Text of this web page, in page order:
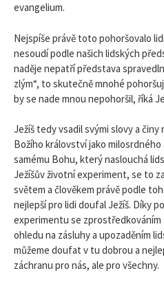
evangelium.
Nejspíše právě toto pohoršovalo
nesoudí podle našich lidských
naděje nepatří představa
zlým“, to skutečně mnohé
by se nade mnou nepohoršil, říká
Ježíš tedy vsadil svými slovy a
Božího království jako milosrdného
samému Bohu, který naslouchá
Ježíšův životní experiment, se to
světem a člověkem právě podle
nejlepší pro lidi doufal Ježíš. Díky
experimentu se zprostředkováním
ohledu na zásluhy a upozaděním
můžeme doufat v tu dobrou a
záchranu pro nás, ale pro všechny.